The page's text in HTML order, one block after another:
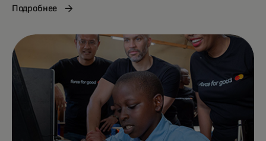
Подробнее